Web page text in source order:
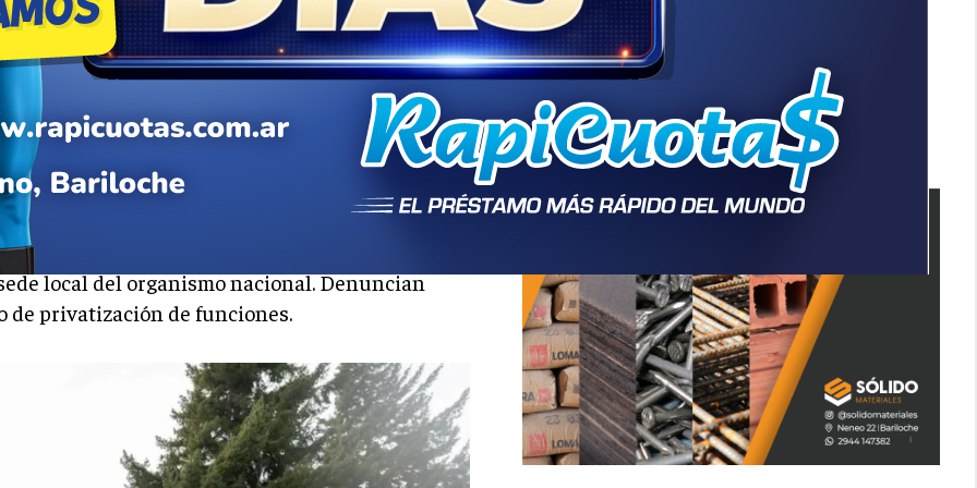
y reclamó la
despedido en la
local del organismo nacional. Denuncian
de privatización de funciones.